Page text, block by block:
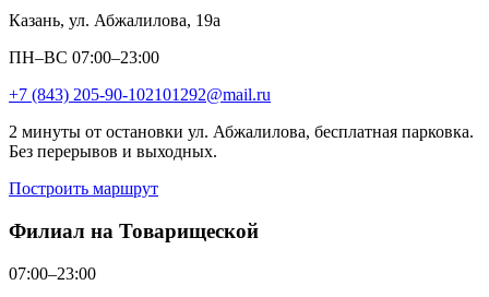
Казань, ул. Абжалилова, 19а
ПН–ВС 07:00–23:00
+7 (843) 205-90-102101292@mail.ru
2 минуты от остановки ул. Абжалилова, бесплатная парковка.
Без перерывов и выходных.
Построить маршрут
Филиал на Товарищеской
07:00–23:00